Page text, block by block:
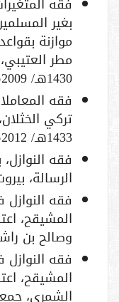
بغير
موازنة
1430هـ/ 2009م.
فقه
1433هـ/ 2012م.
فقه
الرسالة، بيروت، ط1:
فقه
المشيقح،
وصالح بن
فقه
المشيقح،
الشمري،